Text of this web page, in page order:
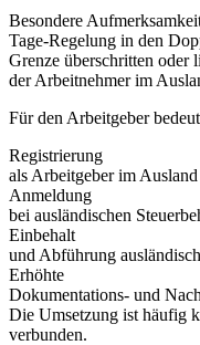
Besondere
Tage-Regelung in den
Grenze überschritten oder
der Arbeitnehmer im
Für den Arbeitgeber
Registrierung
als Arbeitgeber im Ausland
Anmeldung
bei ausländischen
Einbehalt
und Abführung
Erhöhte
Dokumentations- und
Die Umsetzung ist häufig
verbunden.